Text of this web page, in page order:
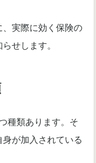
実際に効く保険の
せします。
種類あります。そ
が加入されている